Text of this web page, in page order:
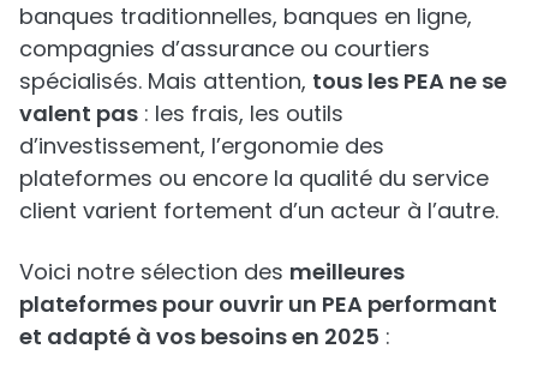
banques traditionnelles, banques en ligne,
compagnies d’assurance ou courtiers
spécialisés. Mais attention, tous les PEA ne se
valent pas : les frais, les outils
d’investissement, l’ergonomie des
plateformes ou encore la qualité du service
client varient fortement d’un acteur à l’autre.
Voici notre sélection des meilleures
plateformes pour ouvrir un PEA performant
et adapté à vos besoins en 2025 :